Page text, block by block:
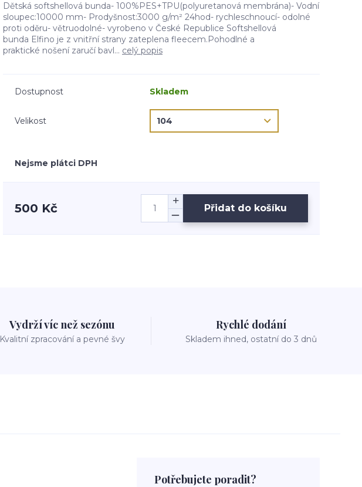
Dětská softshellová bunda- 100%PES+TPU(polyuretanová membrána)- Vodní
sloupec:10000 mm- Prodyšnost:3000 g/m² 24hod- rychleschnoucí- odolné
proti oděru- větruodolné- vyrobeno v České Republice Softshellová
bunda Elfino je z vnitřní strany zateplena fleecem.Pohodlné a
praktické nošení zaručí bavl... celý popis
Dostupnost Skladem
Velikost
Nejsme plátci DPH
500 Kč Přidat do košíku
Vydrží víc než sezónu
Kvalitní zpracování a pevné švy
Rychlé dodání
Skladem ihned, ostatní do 3 dnů
Potřebujete poradit?